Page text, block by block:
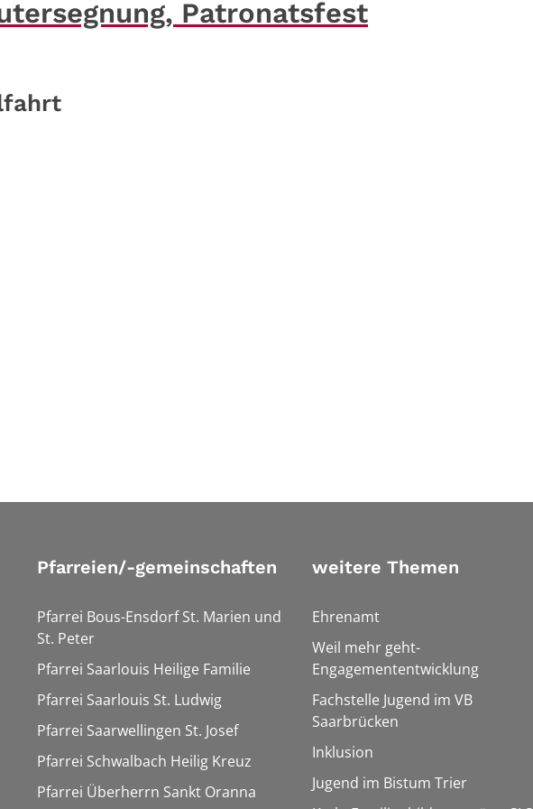
Patronatsfest
Pfarreien/-gemeinschaften
Pfarrei Bous-Ensdorf St. Marien und
St. Peter
Pfarrei Saarlouis Heilige Familie
Pfarrei Saarlouis St. Ludwig
Pfarrei Saarwellingen St. Josef
Pfarrei Schwalbach Heilig Kreuz
Pfarrei Überherrn Sankt Oranna
weitere Themen
Ehrenamt
Weil mehr geht-
Engagemententwicklung
Fachstelle Jugend im VB
Saarbrücken
Inklusion
Jugend im Bistum Trier